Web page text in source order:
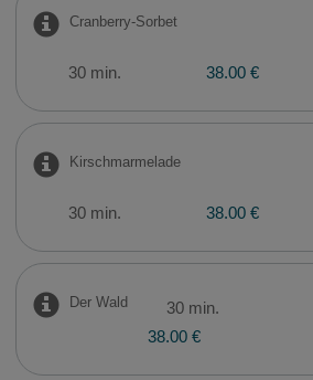
Cranberry-Sorbet
30 min. 38.00 €
Kirschmarmelade
30 min. 38.00 €
Der Wald
30 min.
38.00 €